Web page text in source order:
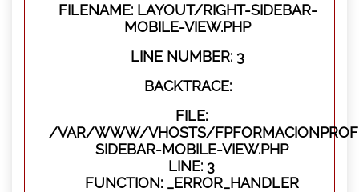
FILENAME: LAYOUT/RIGHT-SIDEBAR-
MOBILE-VIEW.PHP
LINE NUMBER: 3
BACKTRACE:
FILE:
/VAR/WWW/VHOSTS/
SIDEBAR-MOBILE-VIEW.PHP
LINE: 3
FUNCTION: _ERROR_HANDLER